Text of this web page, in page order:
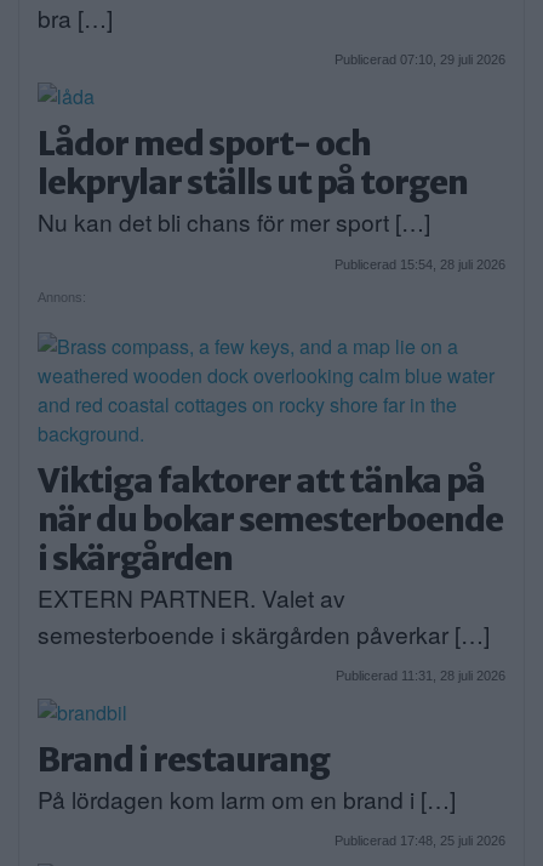
bra […]
Publicerad 07:10, 29 juli 2026
Lådor med sport- och
lekprylar ställs ut på torgen
Nu kan det bli chans för mer sport […]
Publicerad 15:54, 28 juli 2026
Annons:
Viktiga faktorer att tänka på
när du bokar semesterboende
i skärgården
EXTERN PARTNER. Valet av
semesterboende i skärgården påverkar […]
Publicerad 11:31, 28 juli 2026
Brand i restaurang
På lördagen kom larm om en brand i […]
Publicerad 17:48, 25 juli 2026